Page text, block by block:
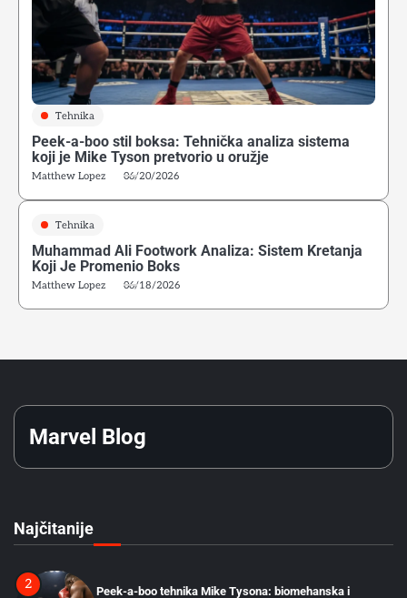
Tehnika
Peek-a-boo stil boksa: Tehnička analiza sistema
koji je Mike Tyson pretvorio u oružje
Matthew Lopez 06/20/2026
Tehnika
Muhammad Ali Footwork Analiza: Sistem Kretanja
Koji Je Promenio Boks
Matthew Lopez 06/18/2026
Marvel Blog
Najčitanije
Kako početi boks u Srbiji: Vodič za odrasle početnike
Greške početnika u ringu: Zašto tehnika iz treninga ne
funkcioniše u sparingu
2
Peek-a-boo tehnika Mike Tysona: biomehanska i